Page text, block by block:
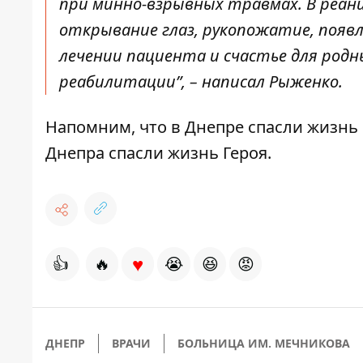
открывание глаз, рукопожатие,
лечении пациента и счастье для
реабилитации”, – написал Рыженко.
Напомним, что в Днепре спасли
Днепра спасли жизнь Героя.
👍 🔥 ♥ 😭 😆 😡
ДНЕПР ВРАЧИ БОЛЬНИЦА ИМ. МЕЧНИКОВА